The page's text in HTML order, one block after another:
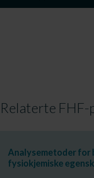
Relaterte
Analysemetoder for
fysiokjemiske